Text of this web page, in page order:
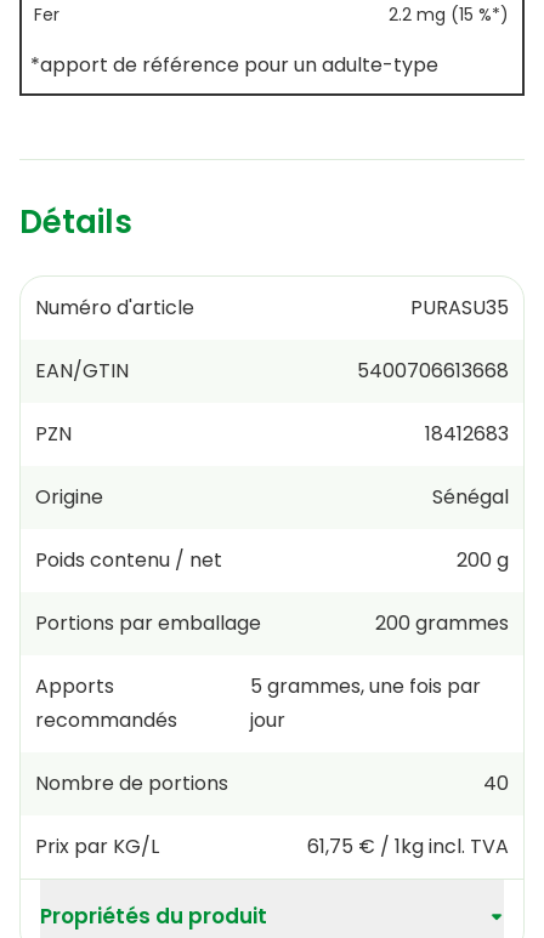
Détails
Numéro d'article PURASU35
EAN/GTIN 5400706613668
PZN 18412683
Origine Sénégal
Poids contenu / net 200 g
Portions par emballage 200grammes
Apports
recommandés
5 grammes,une fois par
jour
Nombre de portions 40
Prix par KG/L 61,75 € / 1kgincl. TVA
Propriétés du produit
Fer 2.2 mg (15 %*)
*apport de référence pour un adulte-type